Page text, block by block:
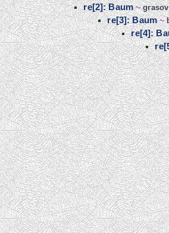
re[2]: Baum~
re[3]: Baum~
re[4]: